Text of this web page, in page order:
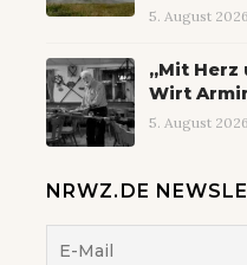
5. August 2026
„Mit Herz
Wirt
5. August 2026
NRWZ.DE